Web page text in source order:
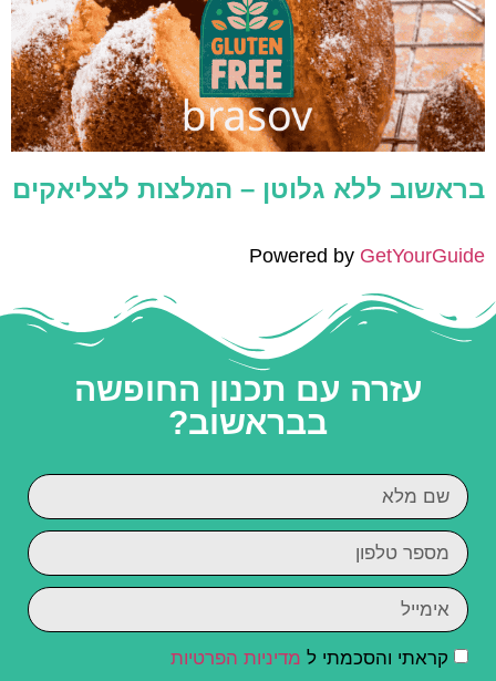
בראשוב ללא גלוטן – המלצות לצליאקים
Powered by GetYourGuide
עזרה עם תכנון החופשה
בבראשוב?
קראתי והסכמתי ל מדיניות הפרטיות